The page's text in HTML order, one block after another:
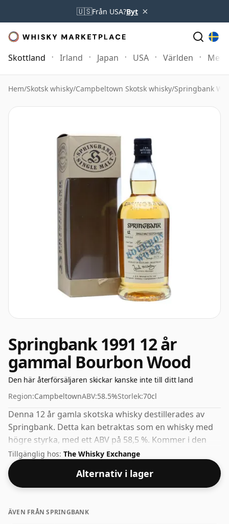
🇺🇸Från USA?Byt ×
Skottland Irland Japan USA Världen Mer
Hem/Skotsk whisky/Campbeltown Skotsk whisky/Springbank
Springbank 1991 12 år
gammal Bourbon Wood
Den här återförsäljaren skickar kanske inte till ditt land
Region:CampbeltownABV:58.5%Storlek:70cl
Denna 12 år gamla skotska whisky destillerades av
Springbank. Detta kan betraktas som en whisky med
högre styrka, med ett ABV på 58,5 %. Kommer i den
vanliga tappningsstorleken på 70cl.
Tillgänglig hos: The Whisky Exchange
Alternativ i lager
ÄVEN FRÅN SPRINGBANK